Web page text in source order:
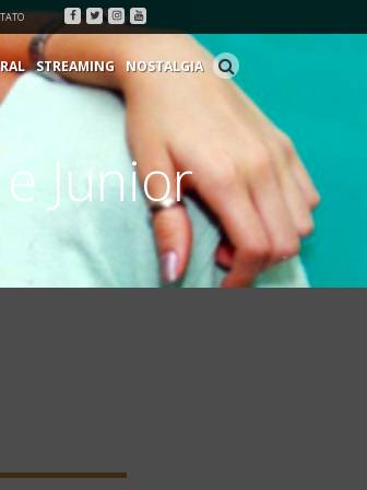
Facebook
Twitter
Instagram
Youtube
STREAMING NOSTALGIA
Junior